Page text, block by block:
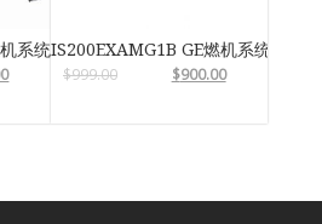
系统IS200EXAMG1B GE燃机系统
$999.00 $900.00